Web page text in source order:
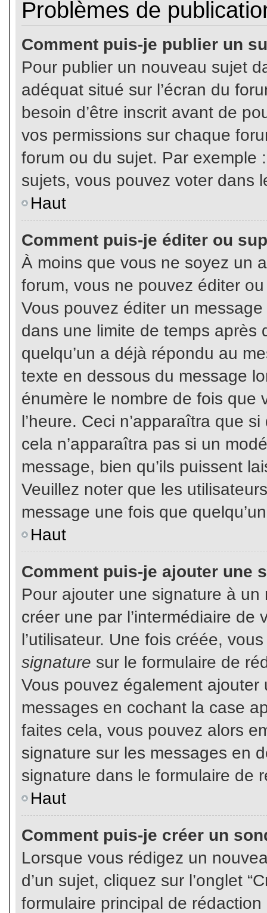
Problèmes de
Comment puis-je publier un
Pour publier un nouveau sujet
adéquat situé sur l’écran du
besoin d’être inscrit avant de
vos permissions sur chaque
forum ou du sujet. Par exemple
sujets, vous pouvez voter dans
Haut
Comment puis-je éditer ou
À moins que vous ne soyez un
forum, vous ne pouvez éditer
Vous pouvez éditer un
dans une limite de temps après
quelqu’un a déjà répondu au
texte en dessous du message
énumère le nombre de fois que
l’heure. Ceci n’apparaîtra que
cela n’apparaîtra pas si un
message, bien qu’ils puissent
Veuillez noter que les
message une fois que
Haut
Comment puis-je ajouter une
Pour ajouter une signature à un
créer une par l’intermédiaire
l’utilisateur. Une fois créée,
signature sur le formulaire de
Vous pouvez également
messages en cochant la case
faites cela, vous pouvez alors
signature sur les messages en
signature dans le formulaire de
Haut
Comment puis-je créer un
Lorsque vous rédigez un
d’un sujet, cliquez sur l’onglet
formulaire principal de